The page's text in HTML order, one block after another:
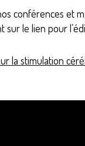
conférences et
sur le lien pour
la stimulation